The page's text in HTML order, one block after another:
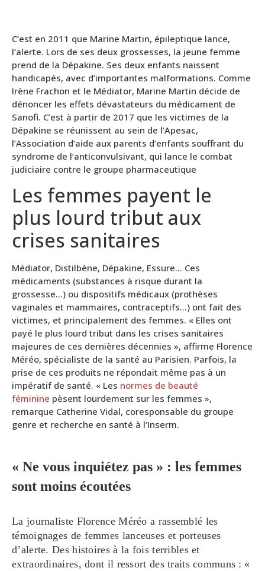
C’est en 2011 que Marine Martin, épileptique lance,
l’alerte. Lors de ses deux grossesses, la jeune femme
prend de la Dépakine. Ses deux enfants naissent
handicapés, avec d’importantes malformations. Comme
Irène Frachon et le Médiator, Marine Martin décide de
dénoncer les effets dévastateurs du médicament de
Sanofi. C’est à partir de 2017 que les victimes de la
Dépakine se réunissent au sein de l’Apesac,
l’Association d’aide aux parents d’enfants souffrant du
syndrome de l’anticonvulsivant, qui lance le combat
judiciaire contre le groupe pharmaceutique
Les femmes payent le
plus lourd tribut aux
crises sanitaires
Médiator, Distilbène, Dépakine, Essure… Ces
médicaments (substances à risque durant la
grossesse…) ou dispositifs médicaux (prothèses
vaginales et mammaires, contraceptifs…) ont fait des
victimes, et principalement des femmes. « Elles ont
payé le plus lourd tribut dans les crises sanitaires
majeures de ces dernières décennies », affirme Florence
Méréo, spécialiste de la santé au Parisien. Parfois, la
prise de ces produits ne répondait même pas à un
impératif de santé. « Les normes de beauté
féminine pèsent lourdement sur les femmes »,
remarque Catherine Vidal, coresponsable du groupe
genre et recherche en santé à l’Inserm.
« Ne vous inquiétez pas » : les femmes
sont moins écoutées
La journaliste Florence Méréo a rassemblé les
témoignages de femmes lanceuses et porteuses
d’alerte. Des histoires à la fois terribles et
extraordinaires, dont il ressort des traits communs : «